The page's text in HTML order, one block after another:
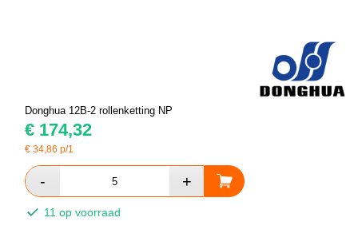
Donghua 12B-2 rollenketting NP
€ 174,32
€34,86 p/1
11 op voorraad